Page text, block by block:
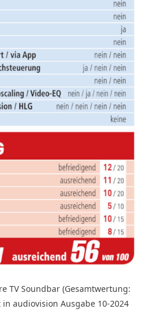
TV Soundbar (Gesamtwertung:
in audiovision Ausgabe 10-2024